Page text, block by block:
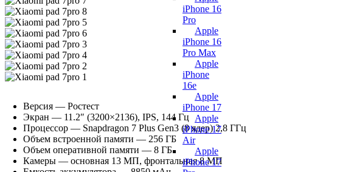
iPhone 16
Pro
Apple
iPhone 16
Pro Max
Apple
iPhone
16e
Apple
iPhone 17
Apple
iPhone 17
Air
Apple
iPhone 17
Версия — Ростест
Экран — 11.2″ (3200×2136), IPS, 144 Гц
Процессор — Snapdragon 7 Plus Gen3 (8 ядер) 2,8 ГГц
Объем встроенной памяти — 256 ГБ
Объем оперативной памяти — 8 ГБ
Камеры — основная 13 МП, фронтальная 8 МП